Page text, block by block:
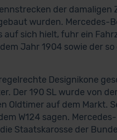
der damaligen
wurden. Mercedes-
auf sich hielt, fuhr ein
Jahr 1904 sowie der
Designikone
Der 190 SL wurde von
Oldtimer auf dem Markt.
W124 sagen.
Staatskarosse der